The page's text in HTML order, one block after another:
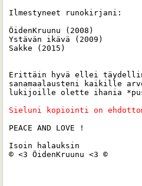
Ilmestyneet runokirjani:
ÖidenKruunu (2008)
Ystävän ikävä (2009)
Sakke (2015)
Erittäin hyvä ellei
sanamaalausteni kaikille
lukijoille olette ihania
Sieluni kopiointi on
PEACE AND LOVE !
Isoin halauksin
© <3 ÖidenKruunu <3 ©